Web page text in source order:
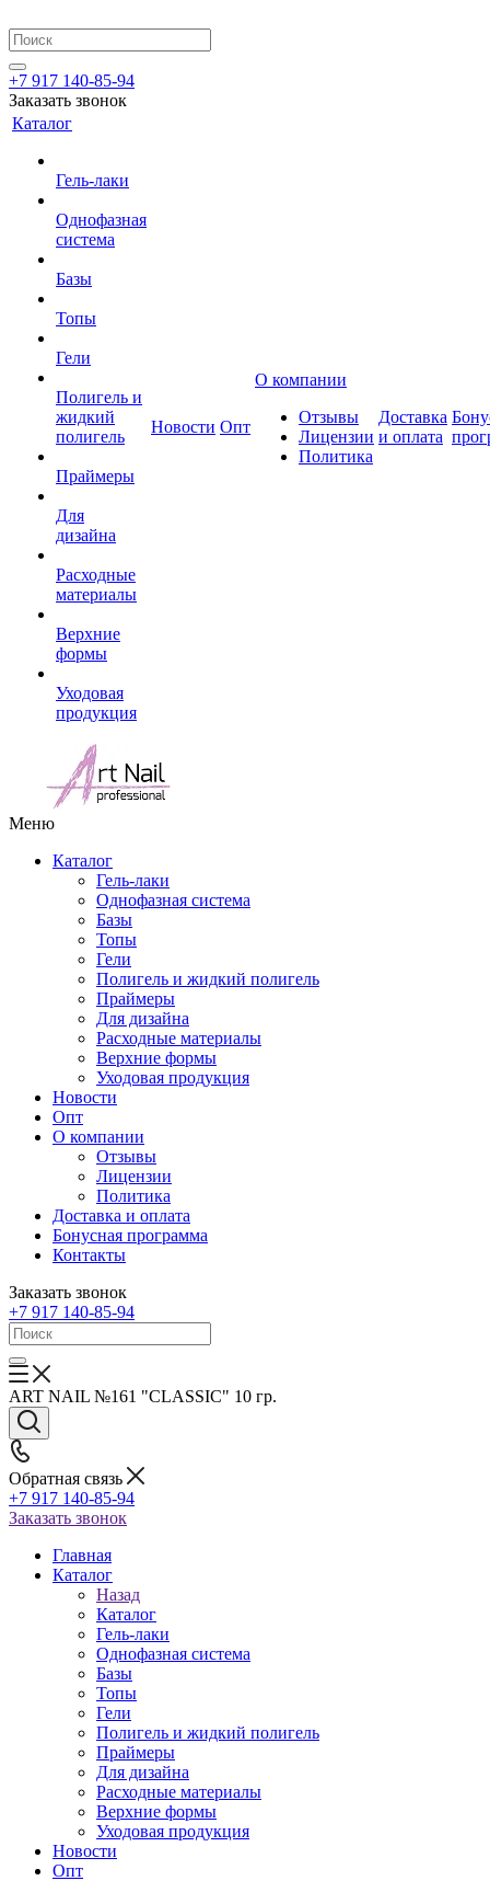
+7 917 140-85-94
Заказать звонок
Каталог
Гель-лаки
Однофазная
система
Базы
Топы
Гели
Полигель и
жидкий
полигель
Праймеры
Для
дизайна
Расходные
материалы
Верхние
формы
Уходовая
продукция
Новости Опт
О компании
Отзывы
Лицензии
Политика
Доставка
и оплата
Меню
Каталог
Гель-лаки
Однофазная система
Базы
Топы
Гели
Полигель и жидкий полигель
Праймеры
Для дизайна
Расходные материалы
Верхние формы
Уходовая продукция
Новости
Опт
О компании
Отзывы
Лицензии
Политика
Доставка и оплата
Бонусная программа
Контакты
Заказать звонок
+7 917 140-85-94
ART NAIL №161 "CLASSIC" 10 гр.
Обратная связь
+7 917 140-85-94
Заказать звонок
Главная
Каталог
Назад
Каталог
Гель-лаки
Однофазная система
Базы
Топы
Гели
Полигель и жидкий полигель
Праймеры
Для дизайна
Расходные материалы
Верхние формы
Уходовая продукция
Новости
Опт